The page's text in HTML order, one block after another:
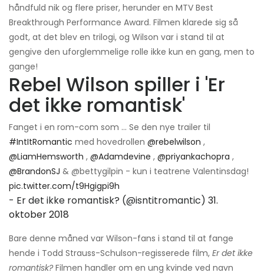
håndfuld nik og flere priser, herunder en MTV Best
Breakthrough Performance Award. Filmen klarede sig så
godt, at det blev en trilogi, og Wilson var i stand til at
gengive den uforglemmelige rolle ikke kun en gang, men to
gange!
Rebel Wilson spiller i 'Er
det ikke romantisk'
Fanget i en rom-com som ... Se den nye trailer til
#IntItRomantic med hovedrollen @rebelwilson ,
@LiamHemsworth , @Adamdevine , @priyankachopra ,
@BrandonSJ & @bettygilpin - kun i teatrene Valentinsdag!
pic.twitter.com/t9Hgigpi9h
- Er det ikke romantisk? (@isntitromantic) 31.
oktober 2018
Bare denne måned var Wilson-fans i stand til at fange
hende i Todd Strauss-Schulson-regisserede film, Er det ikke
romantisk?Filmen handler om en ung kvinde ved navn